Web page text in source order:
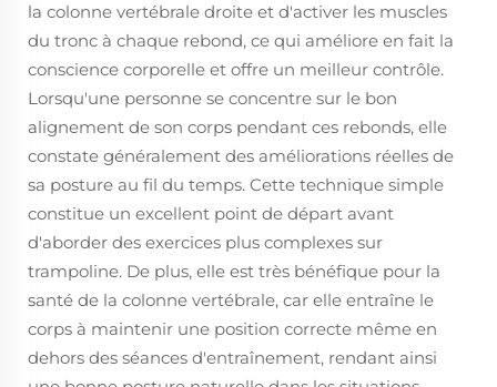
la colonne vertébrale droite et d'activer les muscles
du tronc à chaque rebond, ce qui améliore en fait la
conscience corporelle et offre un meilleur contrôle.
Lorsqu'une personne se concentre sur le bon
alignement de son corps pendant ces rebonds, elle
constate généralement des améliorations réelles de
sa posture au fil du temps. Cette technique simple
constitue un excellent point de départ avant
d'aborder des exercices plus complexes sur
trampoline. De plus, elle est très bénéfique pour la
santé de la colonne vertébrale, car elle entraîne le
corps à maintenir une position correcte même en
dehors des séances d'entraînement, rendant ainsi